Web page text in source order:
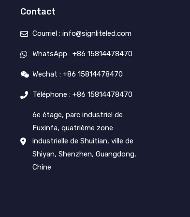
Contact
Courriel : info@signliteled.com
WhatsApp : +86 15814478470
Wechat : +86 15814478470
Téléphone : +86 15814478470
6e étage, parc industriel de
Fuxinfa, quatrième zone
industrielle de Shuitian, ville de
Shiyan, Shenzhen, Guangdong,
Chine